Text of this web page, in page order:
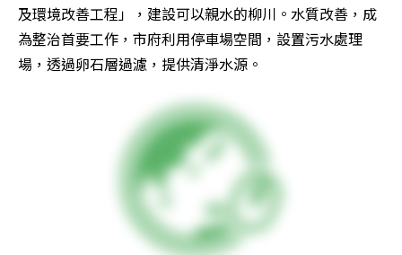
及環境改善工程」，建設可以親水的柳川。水質改善，成
為整治首要工作，市府利用停車場空間，設置污水處理
場，透過卵石層過濾，提供清淨水源。